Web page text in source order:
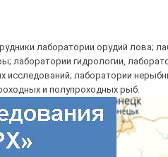
лаборатории орудий лова;
лаборатории гидрологии,
лаборатории
и полупроходных рыб.